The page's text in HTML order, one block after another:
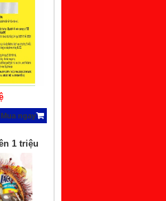
Mua ngay
1 triệu